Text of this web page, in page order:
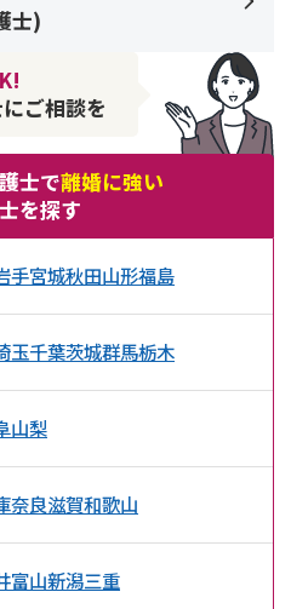
士)
ご相談を
士で離婚に強い
を探す
手宮城秋田山形福島
玉千葉茨城群馬栃木
山梨
奈良滋賀和歌山
富山新潟三重